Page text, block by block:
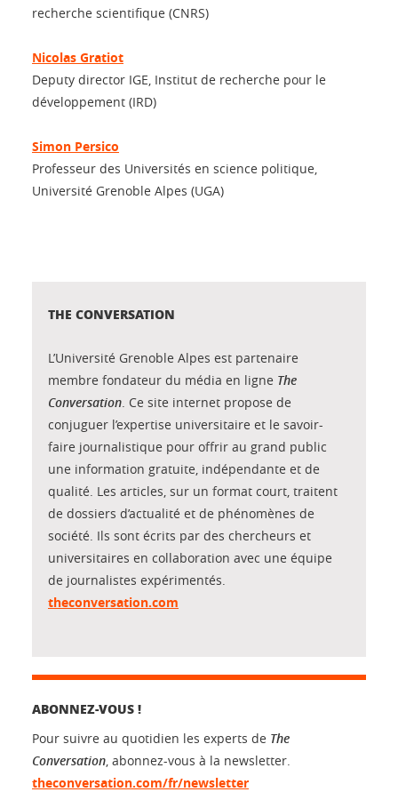
recherche scientifique (CNRS)
Nicolas Gratiot
Deputy director IGE, Institut de recherche pour le
développement (IRD)
Simon Persico
Professeur des Universités en science politique,
Université Grenoble Alpes (UGA)
THE CONVERSATION
L’Université Grenoble Alpes est partenaire
membre fondateur du média en ligne The
Conversation . Ce site internet propose de
conjuguer l’expertise universitaire et le savoir-
faire journalistique pour offrir au grand public
une information gratuite, indépendante et de
qualité. Les articles, sur un format court, traitent
de dossiers d’actualité et de phénomènes de
société. Ils sont écrits par des chercheurs et
universitaires en collaboration avec une équipe
de journalistes expérimentés.
theconversation.com
ABONNEZ-VOUS !
Pour suivre au quotidien les experts de The
Conversation , abonnez-vous à la newsletter.
theconversation.com/fr/newsletter